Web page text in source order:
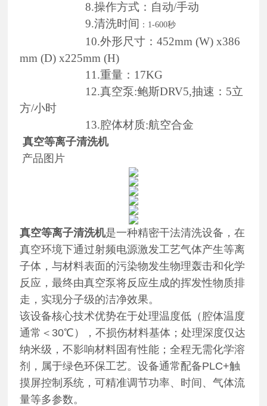
8.操作方式：自动/手动
9.清洗时间 ：1-600秒
10.外形尺寸：452mm (W) x386
mm (D) x225mm (H)
11.重量：17KG
12.真空泵:鲍斯DRV5,抽速：5立
方/小时
13.腔体材质:航空合金
真空等离子清洗机
产品图片
真空等离子清洗机是一种精密干法清洗设备，在
真空环境下通过射频电源激发工艺气体产生等离
子体，与材料表面的污染物发生物理轰击和化学
反应，最终由真空泵将反应生成的挥发性物质排
走，实现分子级的洁净效果。
该设备核心技术优势在于处理温度低（腔体温度
通常＜30℃），不损伤材料基体；处理深度仅达
纳米级，不影响材料固有性能；全程无需化学溶
剂，属于绿色环保工艺。设备通常配备PLC+触
摸屏控制系统，可精准调节功率、时间、气体流
量等多参数。